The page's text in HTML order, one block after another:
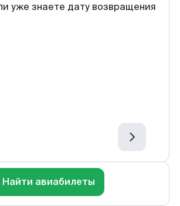
уже знаете дату возвращения
Найти авиабилеты